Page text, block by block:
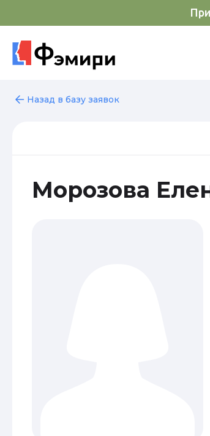
Назад в базу заявок
Морозова